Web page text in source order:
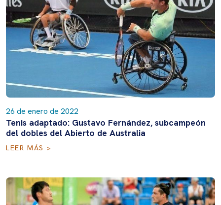
26 de enero de 2022
Tenis adaptado: Gustavo Fernández, subcampeón
del dobles del Abierto de Australia
LEER MÁS >